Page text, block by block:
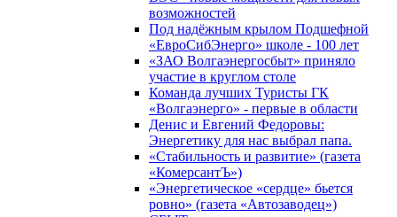
возможностей
Под надёжным крылом Подшефной
«ЕвроСибЭнерго» школе - 100 лет
«ЗАО Волгаэнергосбыт» приняло
участие в круглом столе
Команда лучших Туристы ГК
«Волгаэнерго» - первые в области
Денис и Евгений Федоровы:
Энергетику для нас выбрал папа.
«Стабильность и развитие» (газета
«КомерсантЪ»)
«Энергетическое «сердце» бьется
ровно» (газета «Автозаводец»)